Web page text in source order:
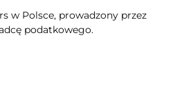
w Polsce, prowadzony przez
podatkowego.